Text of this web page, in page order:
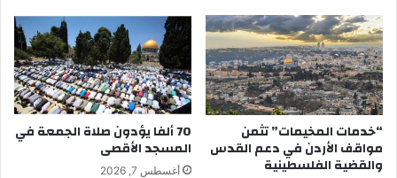
“خدمات المخيمات” تثمن
مواقف الأردن في دعم القدس
والقضية الفلسطينية
70 ألفا يؤدون صلاة الجمعة في
المسجد الأقصى
أغسطس 7, 2026